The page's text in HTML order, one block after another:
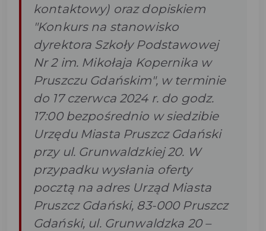
kontaktowy) oraz dopiskiem
"Konkurs na stanowisko
dyrektora Szkoły Podstawowej
Nr 2 im. Mikołaja Kopernika w
Pruszczu Gdańskim", w terminie
do 17 czerwca 2024 r. do godz.
17:00 bezpośrednio w siedzibie
Urzędu Miasta Pruszcz Gdański
przy ul. Grunwaldzkiej 20. W
przypadku wysłania oferty
pocztą na adres Urząd Miasta
Pruszcz Gdański, 83-000 Pruszcz
Gdański, ul. Grunwaldzka 20 –